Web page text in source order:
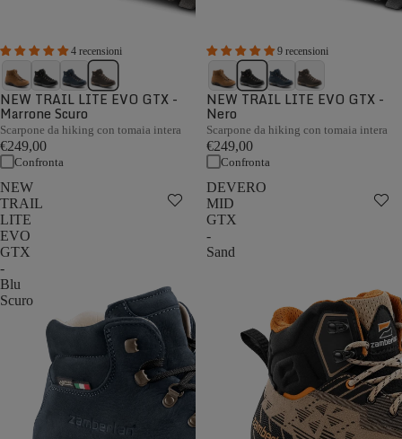
4 recensioni
NEW TRAIL LITE EVO GTX -
Marrone Scuro
Scarpone da hiking con tomaia intera
€249,00
Confronta
9 recensioni
NEW TRAIL LITE EVO GTX -
Nero
Scarpone da hiking con tomaia intera
€249,00
Confronta
NEW
TRAIL
LITE
EVO
GTX
-
Blu
Scuro
DEVERO
MID
GTX
-
Sand